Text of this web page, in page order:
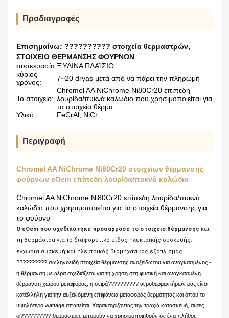
Προδιαγραφές
Επισημαίνω: ?????????? στοιχεία θερμαστρών,
ΣΤΟΙΧΕΙΟ ΘΕΡΜΑΝΣΗΣ ΦΟΥΡΝΩΝ
συσκευασία:ΞΎΛΙΝΑ ΠΛΑΊΣΙΟ
κύριος
χρόνος:
7~20 dryas μετά από να πάρει την πληρωμή
Το στοιχείο:
Chromel AA NiChrome Ni80Cr20 επίπεδη
λουρίδα/πυκνά καλώδιο που χρησιμοποιείται για
τα στοιχεία θέρμα
Υλικό:
FeCrAl, NiCr
Περιγραφή
Chromel AA NiChrome Ni80Cr20 στοιχείων θέρμανσης
φούρνων cOem επίπεδη λουρίδα/πυκνά καλώδιο
Chromel AA NiChrome Ni80Cr20 επίπεδη λουρίδα/πυκνά
καλώδιο που χρησιμοποιείται για τα στοιχεία θέρμανσης για
το φούρνο
Ο cOem που σχεδιάστηκε προσάρμοσε το στοιχείο θέρμανσης και
τη θερμάστρα για το διαφορετικό είδος ηλεκτρικής συσκευής:
εγχώρια συσκευή και ηλεκτρικός βιομηχανικός εξοπλισμός
?????????? σωληνοειδή στοιχεία θέρμανσης ανοξείδωτου για αναγκασμένος -
η θέρμανση με αέρα σχεδιάζεται για τη χρήση στη φυσική και αναγκασμένη
θέρμανση χώρου μεταφοράς. η σειρά?????????? αεροθερμαντήρων μας είναι
κατάλληλη για την αυξανόμενη επιφάνεια μεταφοράς θερμότητας και όπου το
υψηλότερο wattage απαιτείται. Χαρακτηρίζοντας την τραχιά κατασκευή, αυτές
οι?????????? θερμάστρες μπορούν να χρησιμοποιηθούν σε ένα πλήθος